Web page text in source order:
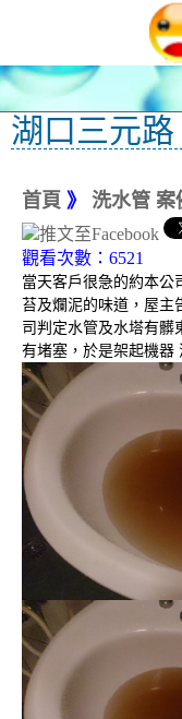
湖口三元
首頁 》 洗水管 案
觀看次數：6521
當天客戶很急的約本公
苔及爛泥的味道，屋主
司判定水管及水塔有髒
有堵塞，於是架起機器